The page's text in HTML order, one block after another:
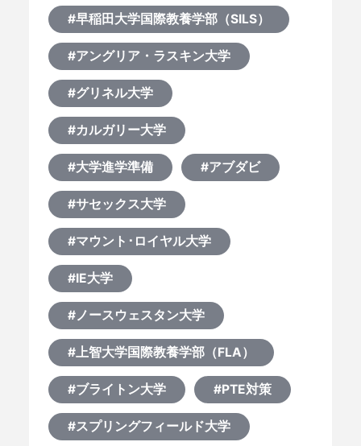
#早稲田大学国際教養学部（SILS）
#アングリア・ラスキン大学
#グリネル大学
#カルガリー大学
#大学進学準備 #アブダビ
#サセックス大学
#マウント･ロイヤル大学
#IE大学
#ノースウェスタン大学
#上智大学国際教養学部（FLA）
#ブライトン大学 #PTE対策
#スプリングフィールド大学